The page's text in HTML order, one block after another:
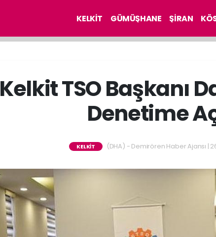
KELKİT GÜMÜŞHANE ŞİRAN
Kelkit TSO Başkanı
Denetime
KELKİT (DHA) - Demirören Haber Ajansı |